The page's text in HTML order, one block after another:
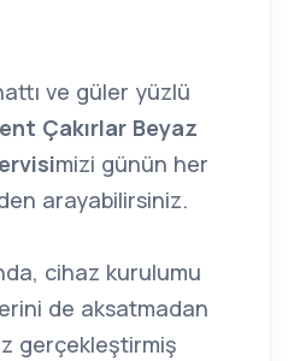
ve güler yüzlü
Çakırlar Beyaz
mizi günün her
arayabilirsiniz.
cihaz kurulumu
de aksatmadan
gerçekleştirmiş